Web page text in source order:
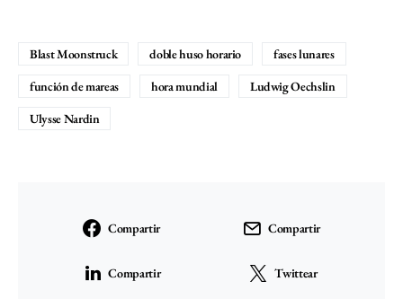
Blast Moonstruck doble huso horario
fases lunares
función de mareas
hora mundial
Ludwig Oechslin
Ulysse Nardin
Compartir Compartir
Compartir Twittear